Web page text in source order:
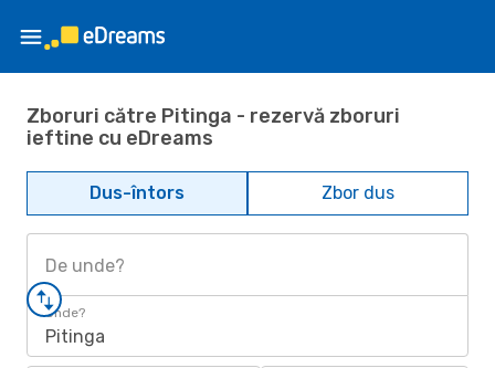
Zboruri către Pitinga - rezervă zboruri
ieftine cu eDreams
Dus-întors Zbor dus
De unde?
Unde?
Pitinga